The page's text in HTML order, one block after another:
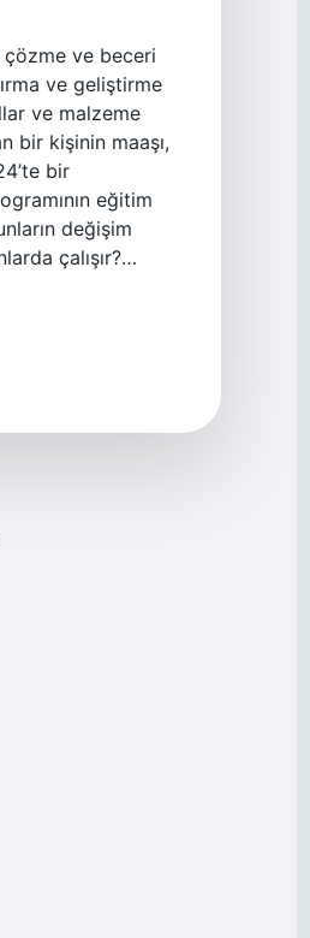
çözme ve beceri
ve geliştirme
ve malzeme
bir kişinin maaşı,
bir
eğitim
değişim
çalışır?…